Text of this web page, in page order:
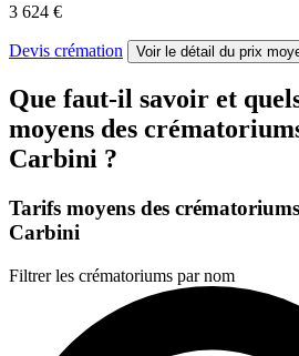
3 624 €
Devis crémation Voir le détail du prix
Que faut-il savoir et
moyens des
Carbini ?
Tarifs moyens des
Carbini
Filtrer les crématoriums par nom